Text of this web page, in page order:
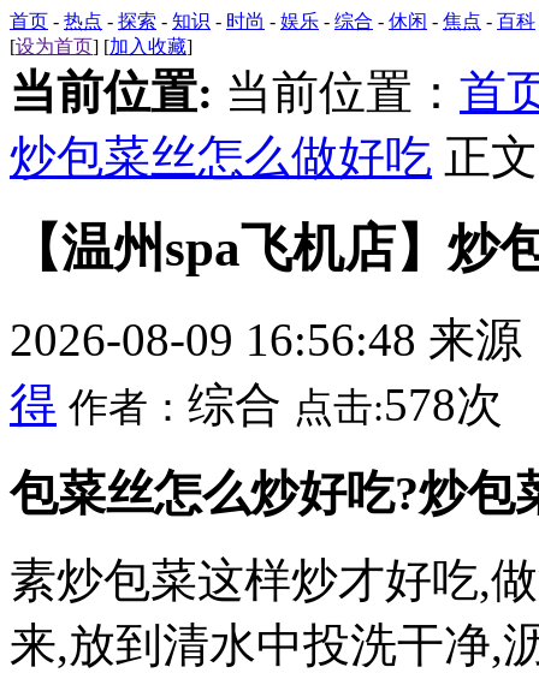
首页 - 热点 - 探索 - 知识 - 时尚 - 娱乐 - 综合 - 休闲 - 焦点 - 百科
[设为首页] [加入收藏]
当前位置: 当前位置： 首
炒包菜丝怎么做好吃 正文
【温州spa飞机店】炒
2026-08-09 16:56:48 来源
得 作者： 综合 点击:578次
包菜丝怎么炒好吃?炒包
素炒包菜这样炒才好吃,
来,放到清水中投洗干净,